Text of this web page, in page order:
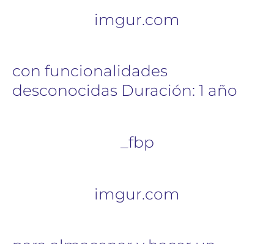
imgur.com
con funcionalidades
desconocidas Duración: 1 año
_fbp
imgur.com